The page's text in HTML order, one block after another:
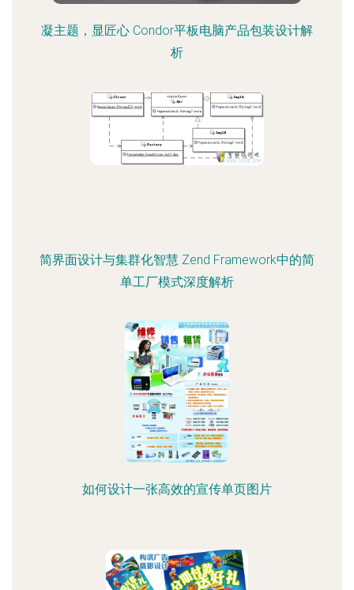
凝主题，显匠心 Condor平板电脑产品包装设计解
析
简界面设计与集群化智慧 Zend Framework中的简
单工厂模式深度解析
如何设计一张高效的宣传单页图片